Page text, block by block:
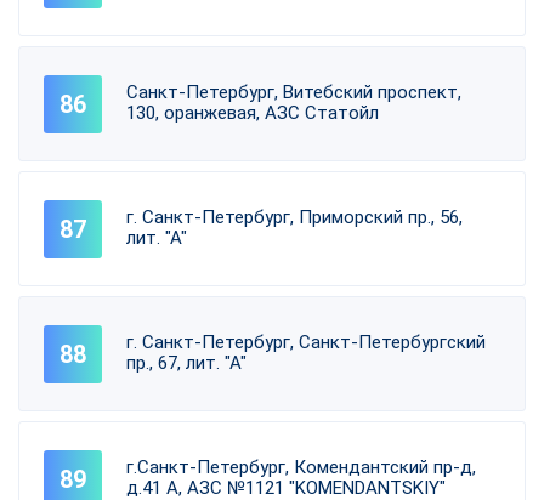
Санкт-Петербург, Витебский проспект,
130, оранжевая, АЗС Статойл
г. Санкт-Петербург, Приморский пр., 56,
лит. "А"
г. Санкт-Петербург, Санкт-Петербургский
пр., 67, лит. "А"
г.Санкт-Петербург, Комендантский пр-д,
д.41 А, АЗС №1121 "KOMENDANTSKIY"